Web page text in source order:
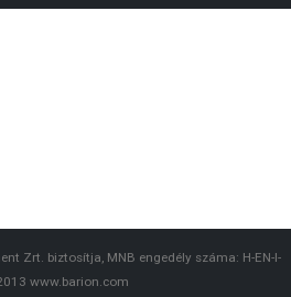
Zrt. biztosítja, MNB engedély száma: H-EN-I-
www.barion.com